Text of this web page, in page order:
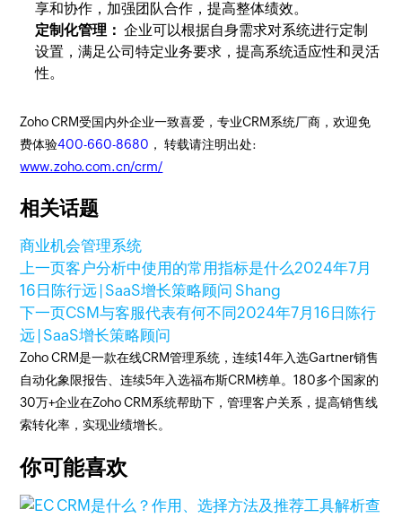
享和协作，加强团队合作，提高整体绩效。
定制化管理： 企业可以根据自身需求对系统进行定制
设置，满足公司特定业务要求，提高系统适应性和灵活
性。
Zoho CRM受国内外企业一致喜爱，专业CRM系统厂商，欢迎免
费体验400-660-8680 ， 转载请注明出处:
www.zoho.com.cn/crm/
相关话题
商业机会管理系统
上一页客户分析中使用的常用指标是什么2024年7月
16日 陈行远 | SaaS增长策略顾问 Shang
下一页CSM与客服代表有何不同2024年7月16日 陈行
远 | SaaS增长策略顾问
Zoho CRM是一款在线CRM管理系统，连续14年入选Gartner销售
自动化象限报告、连续5年入选福布斯CRM榜单。180多个国家的
30万+企业在Zoho CRM系统帮助下，管理客户关系，提高销售线
索转化率，实现业绩增长。
你可能喜欢
查